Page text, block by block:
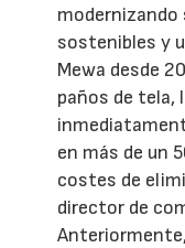
sostenibles y
Mewa desde
paños de tela,
en más de un
costes de
director de